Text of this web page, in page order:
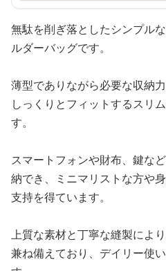
無駄を削ぎ落としたシンプル
ルダーバッグです。
薄型でありながら必要な収納
しっくりとフィットするスリ
す。
スマートフォンや財布、鍵な
納でき、ミニマリストな方や
支持を得ています。
上質な素材と丁寧な縫製によ
兼ね備えており、デイリー使